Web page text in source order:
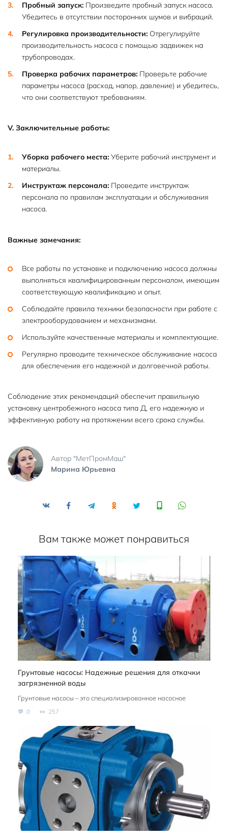
Пробный запуск: Произведите пробный запуск насоса.
Убедитесь в отсутствии посторонних шумов и вибраций.
Регулировка производительности: Отрегулируйте
производительность насоса с помощью задвижек на
трубопроводах.
Проверка рабочих параметров: Проверьте рабочие
параметры насоса (расход, напор, давление) и убедитесь,
что они соответствуют требованиям.
V. Заключительные работы:
Уборка рабочего места: Уберите рабочий инструмент и
материалы.
Инструктаж персонала: Проведите инструктаж
персонала по правилам эксплуатации и обслуживания
насоса.
Важные замечания:
Все работы по установке и подключению насоса должны
выполняться квалифицированным персоналом, имеющим
соответствующую квалификацию и опыт.
Соблюдайте правила техники безопасности при работе с
электрооборудованием и механизмами.
Используйте качественные материалы и комплектующие.
Регулярно проводите техническое обслуживание насоса
для обеспечения его надежной и долговечной работы.
Соблюдение этих рекомендаций обеспечит правильную
установку центробежного насоса типа Д, его надежную и
эффективную работу на протяжении всего срока службы.
Автор "МетПромМаш"
Марина Юрьевна
Вам также может понравиться
Грунтовые насосы: Надежные решения для откачки
загрязненной воды
Грунтовые насосы – это специализированное насосное
0 257